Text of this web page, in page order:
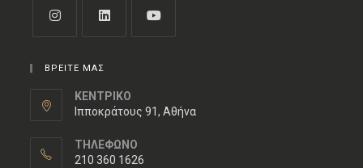
ΒΡΕΙΤΕ ΜΑΣ
ΚΕΝΤΡΙΚΟ
Ιπποκράτους 91, Αθήνα
ΤΗΛΕΦΩΝΟ
210 360 1626